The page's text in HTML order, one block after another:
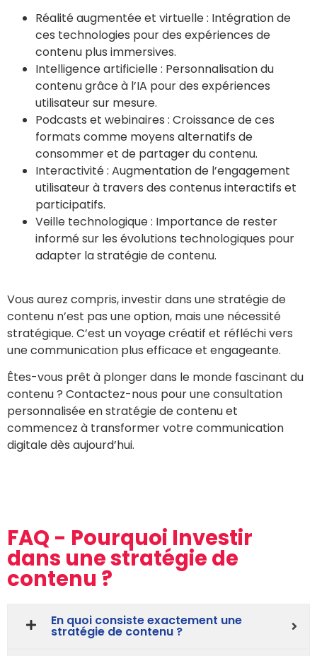
Réalité augmentée et virtuelle : Intégration de
ces technologies pour des expériences de
contenu plus immersives.
Intelligence artificielle : Personnalisation du
contenu grâce à l’IA pour des expériences
utilisateur sur mesure.
Podcasts et webinaires : Croissance de ces
formats comme moyens alternatifs de
consommer et de partager du contenu.
Interactivité : Augmentation de l’engagement
utilisateur à travers des contenus interactifs et
participatifs.
Veille technologique : Importance de rester
informé sur les évolutions technologiques pour
adapter la stratégie de contenu.
Vous aurez compris, investir dans une stratégie de
contenu n’est pas une option, mais une nécessité
stratégique. C’est un voyage créatif et réfléchi vers
une communication plus efficace et engageante.
Êtes-vous prêt à plonger dans le monde fascinant du
contenu ? Contactez-nous pour une consultation
personnalisée en stratégie de contenu et
commencez à transformer votre communication
digitale dès aujourd’hui.
FAQ - Pourquoi Investir
dans une stratégie de
contenu ?
En quoi consiste exactement une
stratégie de contenu ?